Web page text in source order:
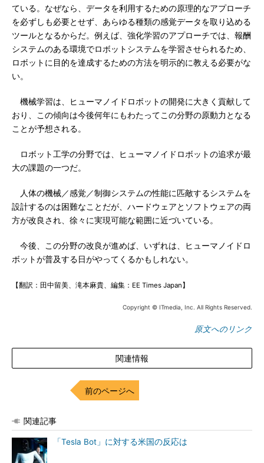
ている。なぜなら、データを利用するための原理的なアプローチ
を必ずしも必要とせず、あらゆる種類の感覚データを取り込める
ツールとなるからだ。例えば、強化学習のアプローチでは、報酬
システムのある環境でロボットシステムを学習させられるため、
ロボットに目的を達成するための方法を明示的に教える必要がな
い。
機械学習は、ヒューマノイドロボットの開発に大きく貢献して
おり、この傾向は今後何年にもわたってこの分野の原動力となる
ことが予想される。
ロボット工学の分野では、ヒューマノイドロボットの追求が最
大の課題の一つだ。
人体の機械／感覚／制御システムの性能に匹敵するシステムを
設計するのは困難なことだが、ハードウェアとソフトウェアの両
方が改良され、徐々に実現可能な範囲に近づいている。
今後、この分野の改良が進めば、いずれは、ヒューマノイドロ
ボットが普及する日がやってくるかもしれない。
【翻訳：田中留美、滝本麻貴、編集：EE Times Japan】
Copyright © ITmedia, Inc. All Rights Reserved.
原文へのリンク
関連情報
前のページへ
関連記事
「Tesla Bot」に対する米国の反応は